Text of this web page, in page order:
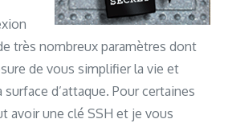
ubuntu
ubuntu
InRelease
très nombreux paramètres dont
de vous simplifier la vie et
d’attaque. Pour certaines
avoir une clé SSH et je vous